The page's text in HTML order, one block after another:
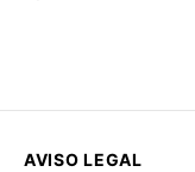
AVISO LEGAL